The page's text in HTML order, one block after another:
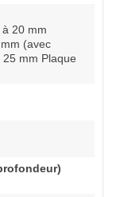
20 mm
(avec
mm Plaque